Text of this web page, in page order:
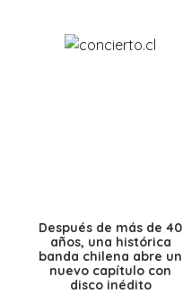
Después de más de 40
años, una histórica
banda chilena abre un
nuevo capítulo con
disco inédito